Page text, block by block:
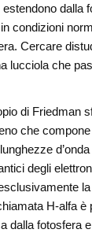
dalla
condizioni
Cercare
lucciola che
di Friedman
che
degli
H-alfa
dalla fotosfera